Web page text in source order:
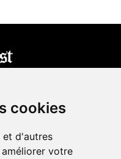
cookies
et d'autres
votre
)